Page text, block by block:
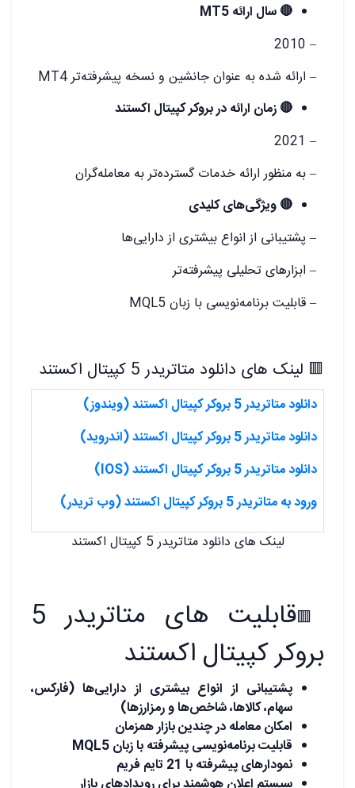
🔴سال ارائه MT5
– 2010
– ارائه شده به عنوان جانشین و نسخه پیشرفته‌تر MT4
🔴زمان ارائه در بروکر کپیتال اکستند
– 2021
– به منظور ارائه خدمات گسترده‌تر به معامله‌گران
🔴ویژگی‌های کلیدی
– پشتیبانی از انواع بیشتری از دارایی‌ها
– ابزارهای تحلیلی پیشرفته‌تر
– قابلیت برنامه‌نویسی با زبان MQL5
🟥 لینک های دانلود متاتریدر 5 کپیتال اکستند
دانلود متاتریدر 5 بروکر کپیتال اکستند (ویندوز)
دانلود متاتریدر 5 بروکر کپیتال اکستند (اندروید)
دانلود متاتریدر 5 بروکر کپیتال اکستند (IOS)
ورود به متاتریدر 5 بروکر کپیتال اکستند (وب تریدر)
لینک های دانلود متاتریدر 5 کپیتال اکستند
🟥
قابلیت های متاتریدر 5
بروکر کپیتال اکستند
پشتیبانی از انواع بیشتری از دارایی‌ها (فارکس،
سهام، کالاها، شاخص‌ها و رمزارزها)
امکان معامله در چندین بازار همزمان
قابلیت برنامه‌نویسی پیشرفته با زبان MQL5
نمودارهای پیشرفته با 21 تایم فریم